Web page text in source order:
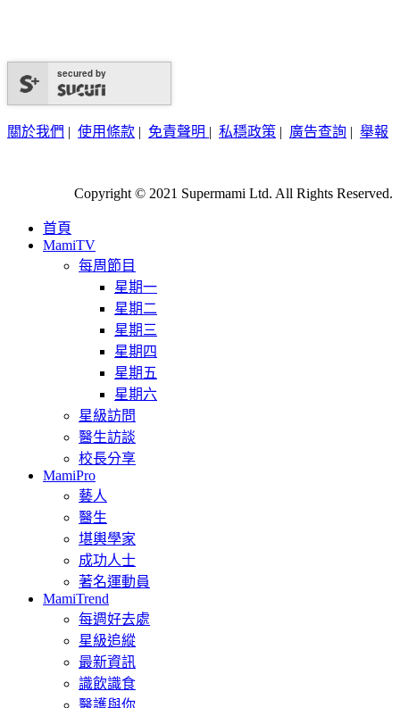
secured by
關於我們 | 使用條款 | 免責聲明 | 私穩政策 | 廣告查詢 | 舉報
Copyright © 2021 Supermami Ltd. All Rights Reserved.
首頁
MamiTV
每周節目
星期一
星期二
星期三
星期四
星期五
星期六
星級訪問
醫生訪談
校長分享
MamiPro
藝人
醫生
堪輿學家
成功人士
著名運動員
MamiTrend
每週好去處
星級追縱
最新資訊
識飲識食